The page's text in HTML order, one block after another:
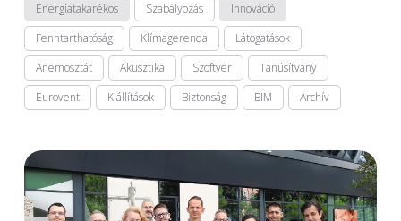
Energiatakarékos
Szabályozás
Innováció
Fenntarthatóság
Klímagerenda
Látogatások
Anemosztát
Akusztika Szoftver
Tanúsítvány
Eurovent
Kiállítások Biztonság BIM Archív